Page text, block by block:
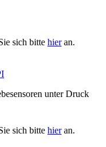
sich bitte hieran.
unter Druck
sich bitte hieran.